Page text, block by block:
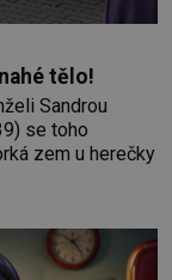
tělo!
Sandrou
se toho
zem u herečky